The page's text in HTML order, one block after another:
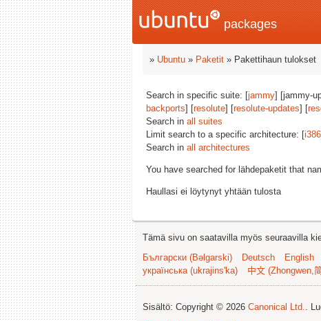
packages
» Ubuntu » Paketit » Pakettihaun tulokset
Search in specific suite: [jammy] [jammy-
backports] [resolute] [resolute-updates] [
Search in all suites
Limit search to a specific architecture: [i386
Search in all architectures
You have searched for lähdepaketit that
Haullasi ei löytynyt yhtään tulosta
Tämä sivu on saatavilla myös seuraavilla
Български (Bəlgarski)
Deutsch English
українська (ukrajins'ka)
中文 (Zhongwen,
Sisältö: Copyright © 2026 Canonical Ltd..